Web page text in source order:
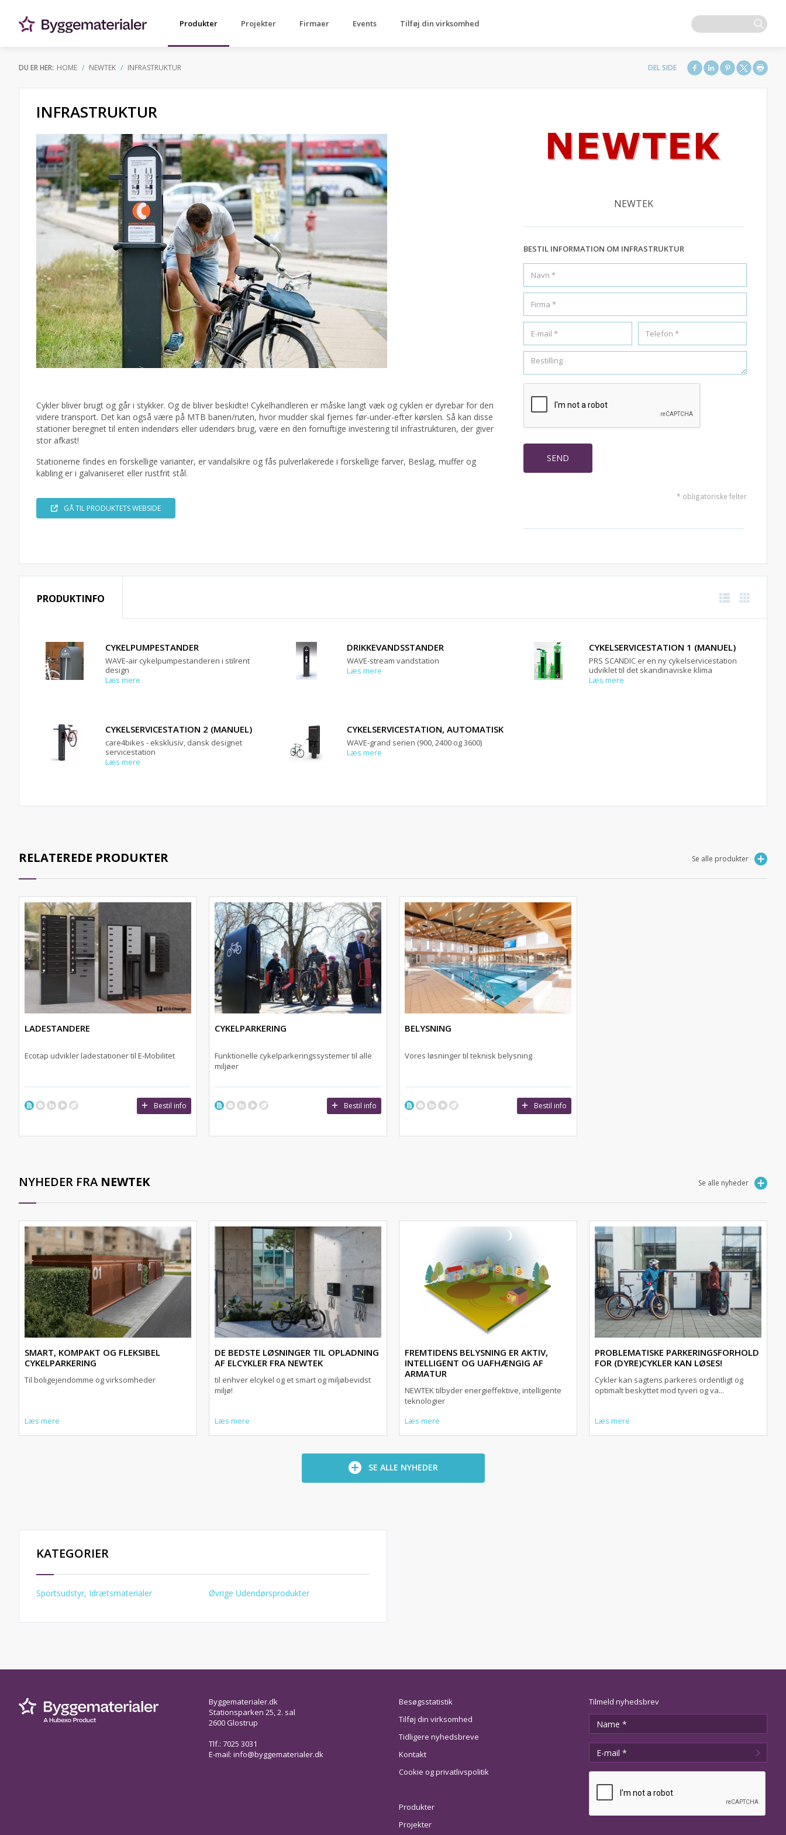
Produkter Projekter Firmaer Events Tilføj din virksomhed
DU ER HER: HOME NEWTEK INFRASTRUKTUR
INFRASTRUKTUR
Cykler bliver brugt og går i stykker. Og de bliver beskidte! Cykelhandleren er måske langt væk og cyklen er dyrebar for den
videre transport. Det kan også være på MTB banen/ruten, hvor mudder skal fjernes før-under-efter kørslen. Så kan disse
stationer beregnet til enten indendørs eller udendørs brug, være en den fornuftige investering til infrastrukturen, der giver
stor afkast!
Stationerne findes en forskellige varianter, er vandalsikre og fås pulverlakerede i forskellige farver, Beslag, muffer og
kabling er i galvaniseret eller rustfrit stål.
GÅ TIL PRODUKTETS WEBSIDE
NEWTEK
BESTIL INFORMATION OM INFRASTRUKTUR
* obligatoriske felter
PRODUKTINFO
CYKELPUMPESTANDER
WAVE-air cykelpumpestanderen i stilrent
design
Læs mere
DRIKKEVANDSSTANDER
WAVE-stream vandstation
Læs mere
CYKELSERVICESTATION 1 (MANUEL)
PRS SCANDIC er en ny cykelservicestation
udviklet til det skandinaviske klima
Læs mere
CYKELSERVICESTATION 2 (MANUEL)
care4bikes - eksklusiv, dansk designet
servicestation
Læs mere
CYKELSERVICESTATION, AUTOMATISK
WAVE-grand serien (900, 2400 og 3600)
Læs mere
Se alle produkter
RELATEREDE PRODUKTER
LADESTANDERE
Ecotap udvikler ladestationer til E-Mobilitet
Bestil info
CYKELPARKERING
Funktionelle cykelparkeringssystemer til alle
miljøer
Bestil info
BELYSNING
Vores løsninger til teknisk belysning
Bestil info
Se alle nyheder
NYHEDER FRA NEWTEK
SMART, KOMPAKT OG FLEKSIBEL
CYKELPARKERING
Til boligejendomme og virksomheder
Læs mere
DE BEDSTE LØSNINGER TIL OPLADNING
AF ELCYKLER FRA NEWTEK
til enhver elcykel og et smart og miljøbevidst
miljø!
Læs mere
FREMTIDENS BELYSNING ER AKTIV,
INTELLIGENT OG UAFHÆNGIG AF
ARMATUR
NEWTEK tilbyder energieffektive, intelligente
teknologier
Læs mere
PROBLEMATISKE PARKERINGSFORHOLD
FOR (DYRE)CYKLER KAN LØSES!
Cykler kan sagtens parkeres ordentligt og
optimalt beskyttet mod tyveri og va...
Læs mere
SE ALLE NYHEDER
KATEGORIER
Sportsudstyr, Idrætsmaterialer Øvrige Udendørsprodukter
Byggematerialer.dk
Stationsparken 25, 2. sal
2600 Glostrup
Tlf.: 7025 3031
E-mail: info@byggematerialer.dk
Besøgsstatistik
Tilføj din virksomhed
Tidligere nyhedsbreve
Kontakt
Cookie og privatlivspolitik
Produkter
Projekter
Tilmeld nyhedsbrev